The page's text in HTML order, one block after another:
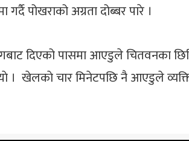
पोखराको अग्रता दोब्बर पारे ।
दिएको पासमा आएडुले चितवनका
। खेलकाे चार मिनेटपछि नै आएडुले